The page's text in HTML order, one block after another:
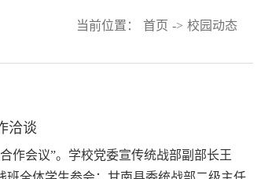
当前位置： 首页 -> 校园动态
洽谈
作会议”。学校党委宣传统战部副部长王